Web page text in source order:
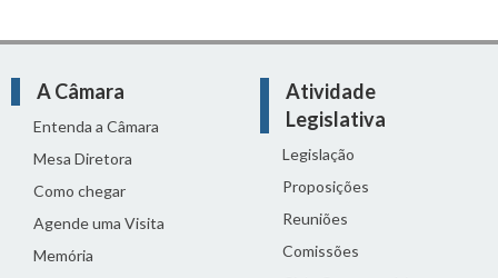
A Câmara
Entenda a Câmara
Mesa Diretora
Como chegar
Agende uma Visita
Memória
Atividade
Legislativa
Legislação
Proposições
Reuniões
Comissões